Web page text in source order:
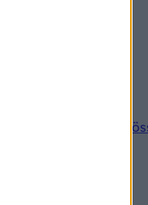
reklámoznak a